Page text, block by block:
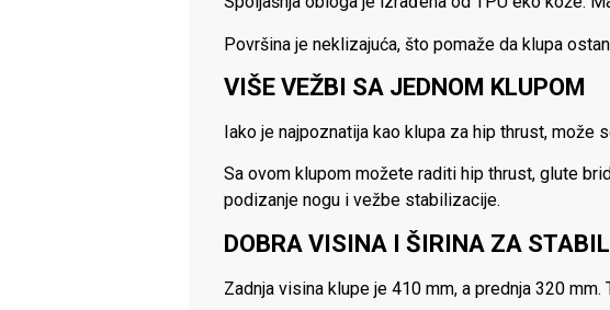
Površina je neklizajuća, što pomaže da klupa
VIŠE VEŽBI SA JEDNOM KLUPOM
Iako je najpoznatija kao klupa za hip thrust,
Sa ovom klupom možete raditi hip thrust, glute
podizanje nogu i vežbe stabilizacije.
DOBRA VISINA I ŠIRINA ZA
Zadnja visina klupe je 410 mm, a prednja 320